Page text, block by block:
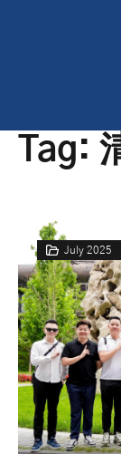
Tag:
July 2025